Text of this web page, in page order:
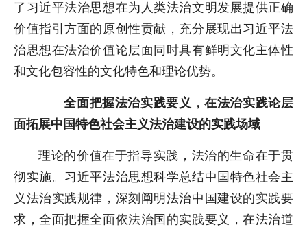
了习近平法治思想在为人类法治文明发展提供正确
价值指引方面的原创性贡献，充分展现出习近平法
治思想在法治价值论层面同时具有鲜明文化主体性
和文化包容性的文化特色和理论优势。
全面把握法治实践要义，在法治实践论层
面拓展中国特色社会主义法治建设的实践场域
理论的价值在于指导实践，法治的生命在于贯
彻实施。习近平法治思想科学总结中国特色社会主
义法治实践规律，深刻阐明法治中国建设的实践要
求，全面把握全面依法治国的实践要义，在法治道